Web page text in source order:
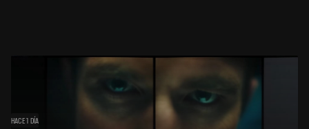
HACE 1 DÍA